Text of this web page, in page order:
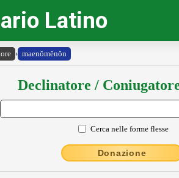
Latino
› maenŏmĕnŏn
Declinatore /
Cerca nelle forme flesse
Donazione